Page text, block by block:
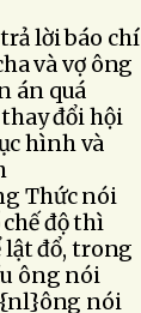
lời báo chí
và vợ ông
án quá
đổi hội
hình và
Thức nói
độ thì
đổ, trong
ông nói
nói